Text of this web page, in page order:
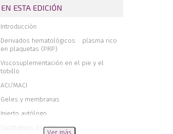
EN ESTA EDICIÓN
Introducción
Derivados hematológicos: plasma rico
en plaquetas (PRP)
Viscosuplementación en el pie y el
tobillo
ACI/MACI
Geles y membranas
Injerto autólogo
Sustitutivos óseos